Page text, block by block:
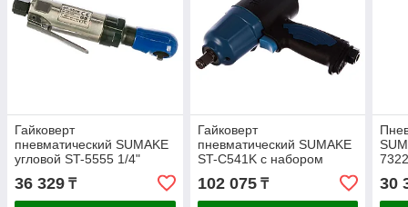
Гайковерт
пневматический SUMAKE
угловой ST-5555 1/4"
34Hм 8094590
36 329 ₸
Гайковерт
пневматический SUMAKE
ST-C541K с набором
головок 1/2" 434Hm 10шт.
4118210
102 075₸ 30